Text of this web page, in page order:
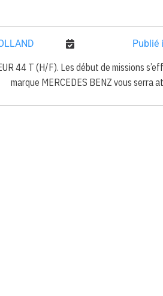
Publié
44 T (H/F). Les début de missions
marque MERCEDES BENZ vous serra